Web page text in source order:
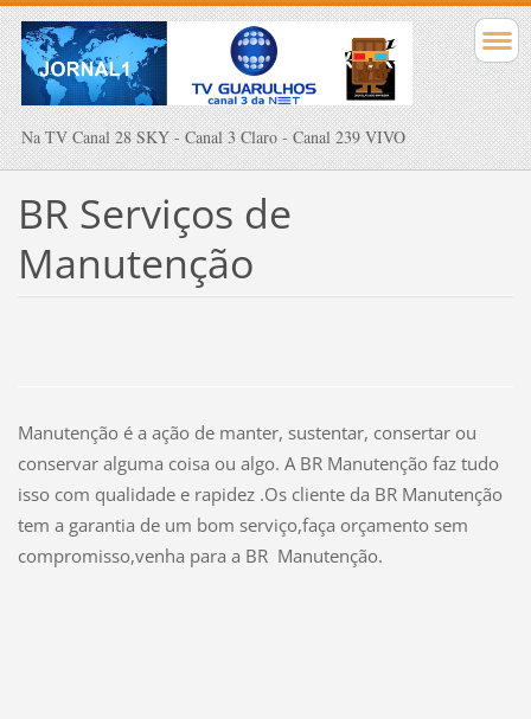
Na TV Canal 28 SKY - Canal 3 Claro - Canal 239 VIVO
BR Serviços de
Manutenção
Manutençãoé a ação de manter, sustentar, consertar ou
conservar alguma coisa ou algo. A BR Manutençãofaz tudo
isso com qualidade e rapidez .Os cliente da BR Manutenção
tem a garantia de um bom serviço,faça orçamento sem
compromisso,venha para a BR Manutenção.